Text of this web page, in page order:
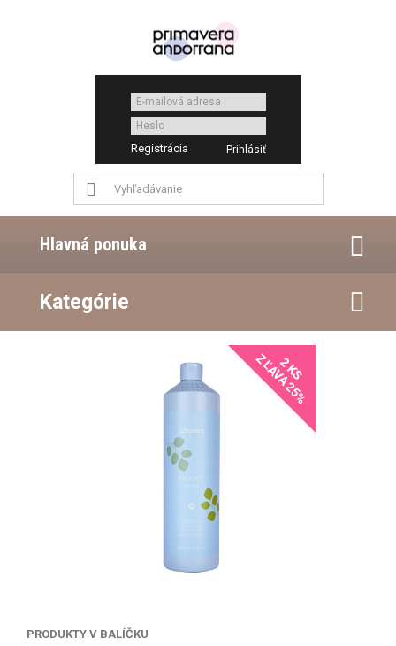
Registrácia
Hlavná ponuka
Kategórie
2 KS
ZĽAVA 25%
PRODUKTY V BALÍČKU